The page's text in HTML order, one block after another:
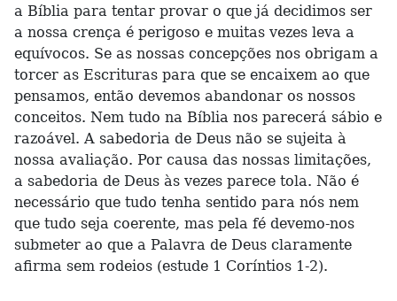
a Bíblia para tentar provar o que já decidimos ser
a nossa crença é perigoso e muitas vezes leva a
equívocos. Se as nossas concepções nos obrigam a
torcer as Escrituras para que se encaixem ao que
pensamos, então devemos abandonar os nossos
conceitos. Nem tudo na Bíblia nos parecerá sábio e
razoável. A sabedoria de Deus não se sujeita à
nossa avaliação. Por causa das nossas limitações,
a sabedoria de Deus às vezes parece tola. Não é
necessário que tudo tenha sentido para nós nem
que tudo seja coerente, mas pela fé devemo-nos
submeter ao que a Palavra de Deus claramente
afirma sem rodeios (estude 1 Coríntios 1-2).